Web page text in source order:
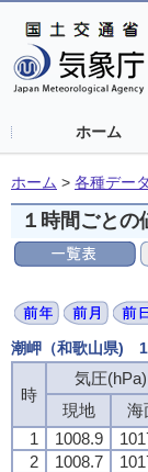
ホーム
ホーム > 各種デー
１時間ごとの
潮岬（和歌山県)
時
気圧(hPa)
現地
海
1
1008.9
2
1008.7